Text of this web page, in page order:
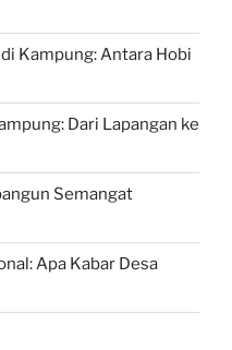
Kampung: Antara Hobi
Dari Lapangan ke
Semangat
Apa Kabar Desa